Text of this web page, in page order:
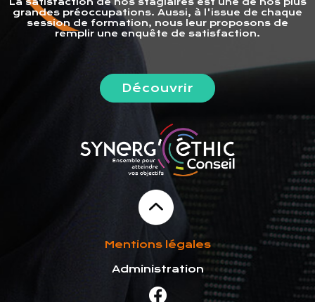
grandes préoccupations. Aussi, à l'issue de chaque
session de formation, nous leur proposons de
remplir une enquête de satisfaction.
Découvrir
Mentions légales
Administration